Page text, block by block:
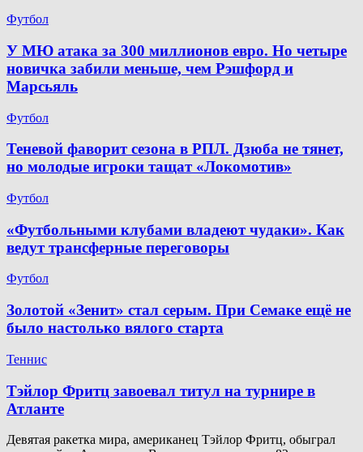
Футбол
У МЮ атака за 300 миллионов евро. Но четыре
новичка забили меньше, чем Рэшфорд и
Марсьяль
Футбол
Теневой фаворит сезона в РПЛ. Дзюба не тянет,
но молодые игроки тащат «Локомотив»
Футбол
«Футбольными клубами владеют чудаки». Как
ведут трансферные переговоры
Футбол
Золотой «Зенит» стал серым. При Семаке ещё не
было настолько вялого старта
Теннис
Тэйлор Фритц завоевал титул на турнире в
Атланте
Девятая ракетка мира, американец Тэйлор Фритц, обыграл